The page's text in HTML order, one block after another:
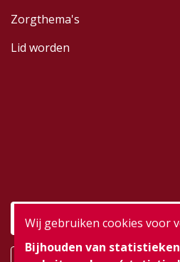
Zorgthema's
Lid worden
Wij gebruiken cookies voor
Bijhouden van